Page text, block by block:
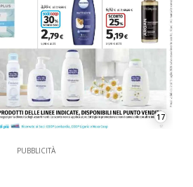
17
PUBBLICITÀ